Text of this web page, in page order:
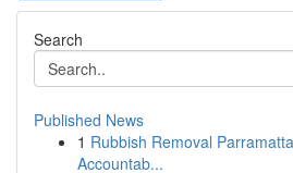
Search
Published News
1 Rubbish Removal
Accountab...